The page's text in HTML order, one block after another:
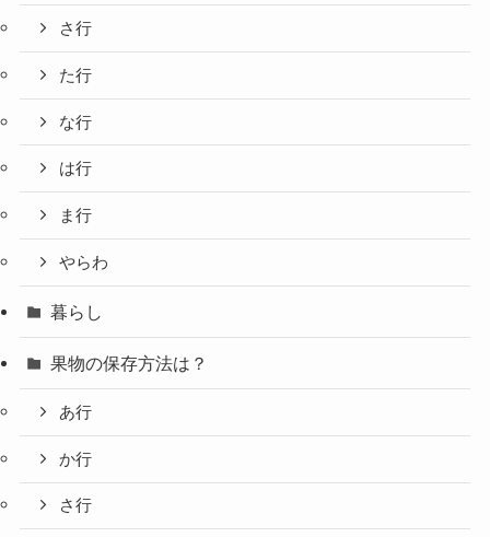
さ行
た行
な行
は行
ま行
やらわ
暮らし
果物の保存方法は？
あ行
か行
さ行